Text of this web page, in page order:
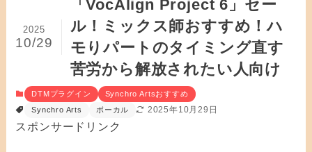
「VocAlign Project 6」セー
ル！ミックス師おすすめ！ハ
モりパートのタイミング直す
苦労から解放されたい人向け
2025
10/29
DTMプラグイン
Synchro Artsおすすめ
Synchro Arts
ボーカル 2025年10月29日
スポンサードリンク